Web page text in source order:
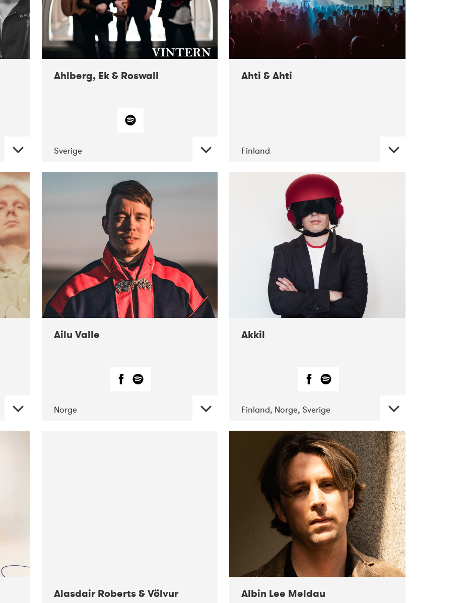
11-2019
Musikforeningen
Drauget
10-2019
Victoriateatern
Ahlberg, Ek & Roswall
Sverige
DATE
CONCERTS
11-2018 Folkelarm
Ahti & Ahti
Finland
DATE
CONCERTS
11-2017 ALICE
Ailu Valle
Norge
Akkil
Finland, Norge, Sverige
DATE
CONCERTS
07-2018 Márkomeannu
Alasdair Roberts & Völvur Albin Lee Meldau